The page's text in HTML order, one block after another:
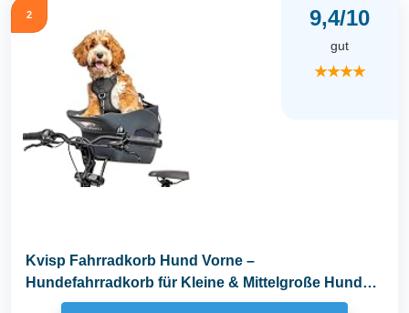
2 9,4/10
gut
★★★★
Kvisp Fahrradkorb Hund Vorne –
Hundefahrradkorb für Kleine & Mittelgroße Hunde
bis 12 kg...